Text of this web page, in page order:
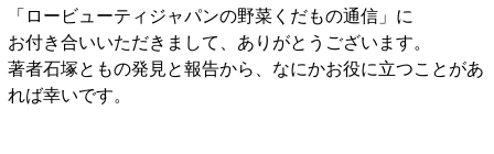
「ロービューティジャパンの野菜くだもの通信」に
お付き合いいただきまして、ありがとうございます。
著者石塚ともの発見と報告から、なにかお役に立つことがあ
れば幸いです。